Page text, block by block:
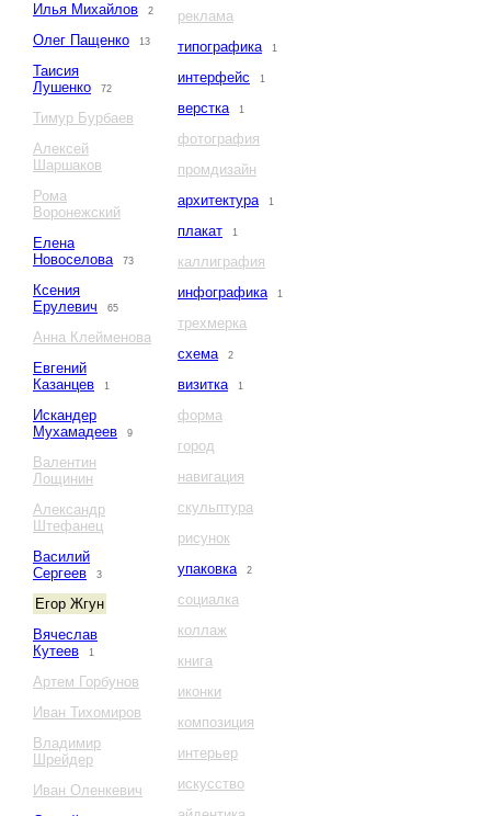
Илья Михайлов 2
Олег Пащенко 13
Таисия
Лушенко
72
Тимур Бурбаев
Алексей
Шаршаков
Рома
Воронежский
Елена
Новоселова
73
Ксения
Ерулевич
65
Анна Клейменова
Евгений
Казанцев
1
Искандер
Мухамадеев
9
Валентин
Лощинин
Александр
Штефанец
Василий
Сергеев
3
Егор Жгун
Вячеслав
Кутеев
1
Артем Горбунов
Иван Тихомиров
Владимир
Шрейдер
Иван Оленкевич
реклама
типографика
1
интерфейс 1
верстка 1
фотография
промдизайн
архитектура
1
плакат 1
каллиграфия
инфографика
1
трехмерка
схема
2
визитка 1
форма
город
навигация
скульптура
рисунок
упаковка
2
социалка
коллаж
книга
иконки
композиция
интерьер
искусство